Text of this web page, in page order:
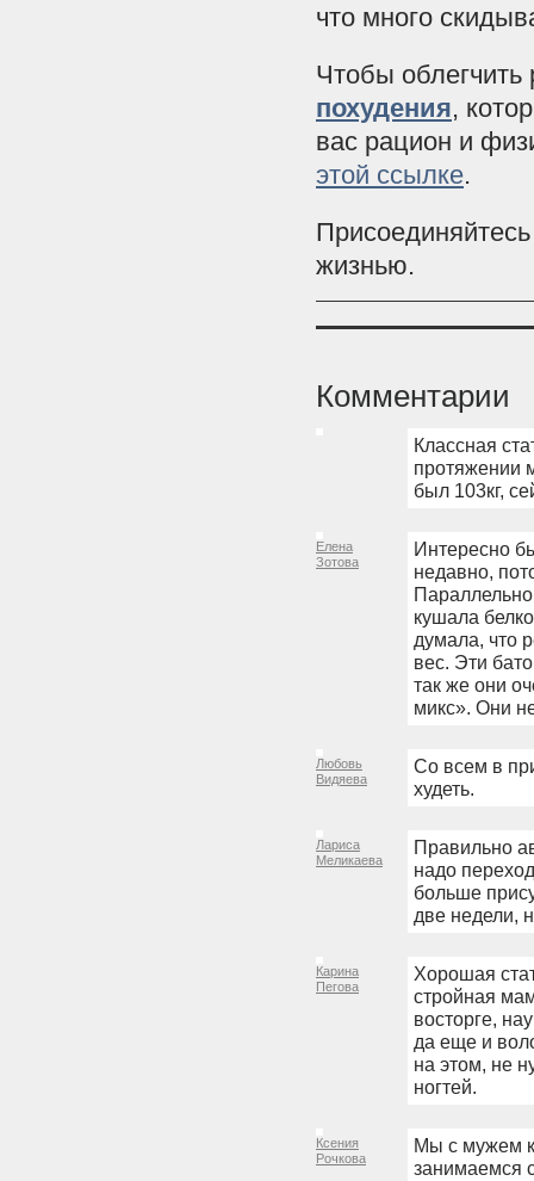
что много
Чтобы
похудения,
вас рацион и
этой ссылке.
жизнью.
Комментарии
Классная
протяжении
был 103кг,
Елена
Зотова
Интересно
недавно,
кушала
думала, что
вес. Эти
так же они
микс». Они
Любовь
Видяева
Со всем в
худеть.
Лариса
Меликаева
Правильно
надо
больше
две недели,
Карина
Пегова
Хорошая
стройная
восторге,
да еще и
на этом, не
ногтей.
Ксения
Рочкова
Мы с мужем
занимаемся